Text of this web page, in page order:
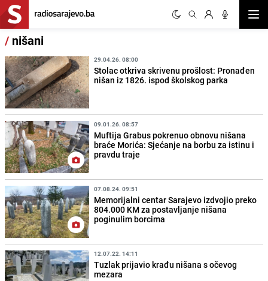
/ nišani
29.04.26. 08:00
Stolac otkriva skrivenu prošlost: Pronađen
nišan iz 1826. ispod školskog parka
09.01.26. 08:57
Muftija Grabus pokrenuo obnovu nišana
braće Morića: Sjećanje na borbu za istinu i
pravdu traje
07.08.24. 09:51
Memorijalni centar Sarajevo izdvojio preko
804.000 KM za postavljanje nišana
poginulim borcima
12.07.22. 14:11
Tuzlak prijavio krađu nišana s očevog
mezara